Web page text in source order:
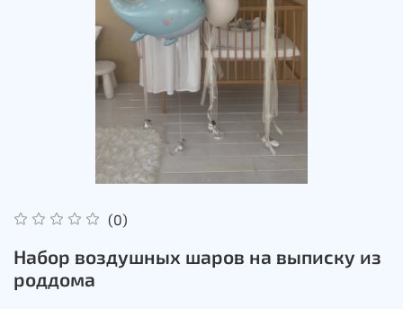
(0)
Набор воздушных шаров на выписку из
роддома